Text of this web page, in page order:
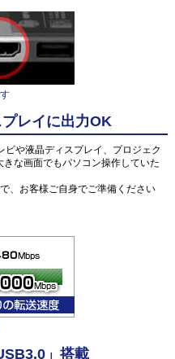
レイに出力OK
や液晶ディスプレイ、プロジェク
な画面でもパソコン操作していた
、お客様ご自身でご準備ください
」搭載